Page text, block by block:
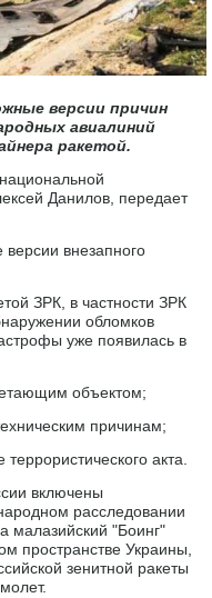
версии причин
авиалиний
ракетой.
Данилов, передает
внезапного
ЗРК, в частности ЗРК
обломков
уже появилась в
объектом;
причинам;
акта.
включены
расследовании
малазийский "Боинг"
пространстве Украины,
зенитной ракеты